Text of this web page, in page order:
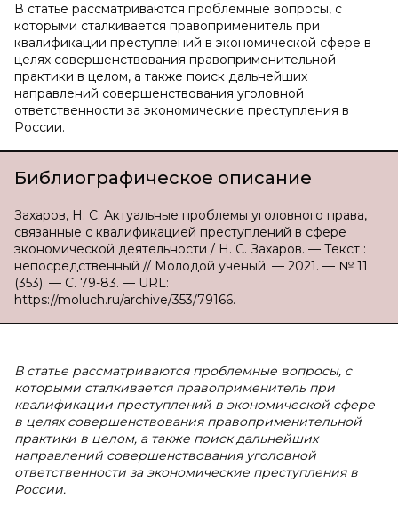
В статье рассматриваются проблемные вопросы, с
которыми сталкивается правоприменитель при
квалификации преступлений в экономической сфере в
целях совершенствования правоприменительной
практики в целом, а также поиск дальнейших
направлений совершенствования уголовной
ответственности за экономические преступления в
России.
Библиографическое описание
Захаров, Н. С. Актуальные проблемы уголовного права,
связанные с квалификацией преступлений в сфере
экономической деятельности / Н. С. Захаров. — Текст :
непосредственный // Молодой ученый. — 2021. — № 11
(353). — С. 79-83. — URL:
https://moluch.ru/archive/353/79166.
В статье рассматриваются проблемные вопросы, с
которыми сталкивается правоприменитель при
квалификации преступлений в экономической сфере
в целях совершенствования правоприменительной
практики в целом, а также поиск дальнейших
направлений совершенствования уголовной
ответственности за экономические преступления в
России.